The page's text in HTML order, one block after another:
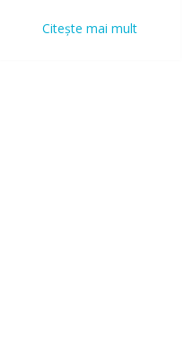
Citește mai mult